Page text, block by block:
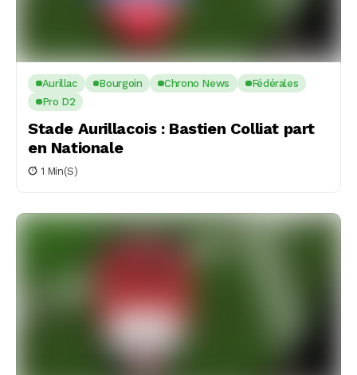
Aurillac Bourgoin Chrono News
Fédérales
Pro D2
Stade Aurillacois : Bastien Colliat part
en Nationale
1 Min(s)